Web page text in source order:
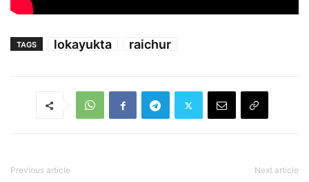
TAGS lokayukta raichur
Previous article Next article